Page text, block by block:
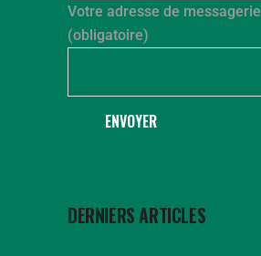
Votre adresse de messagerie
(obligatoire)
ENVOYER
DERNIERS ARTICLES